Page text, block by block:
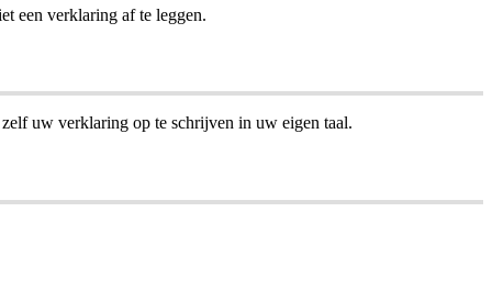
een verklaring af te leggen.
uw verklaring op te schrijven in uw eigen taal.